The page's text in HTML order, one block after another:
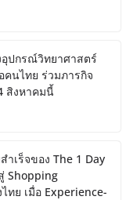
อุปกรณ์วิทยาศาสตร์
คนไทย ร่วมภารกิจ
สิงหาคมนี้
ำเร็จของ The 1 Day
Shopping
ทย เมื่อ Experience-